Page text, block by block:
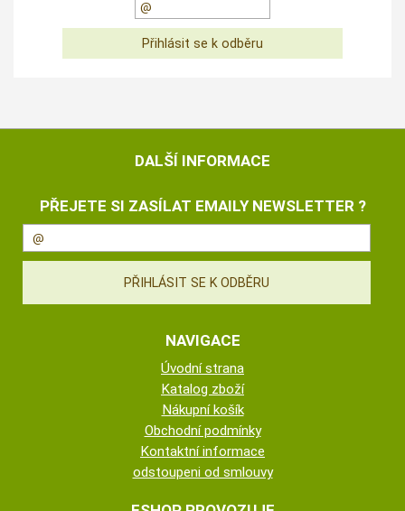
DALŠÍ INFORMACE
PŘEJETE SI ZASÍLAT EMAILY NEWSLETTER ?
NAVIGACE
Úvodní strana
Katalog zboží
Nákupní košík
Obchodní podmínky
Kontaktní informace
odstoupeni od smlouvy